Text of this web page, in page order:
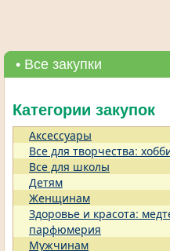
• Все закупки
Категории закупок
Аксессуары
Все для творчества:
Все для школы
Детям
Женщинам
Здоровье и красота:
парфюмерия
Мужчинам